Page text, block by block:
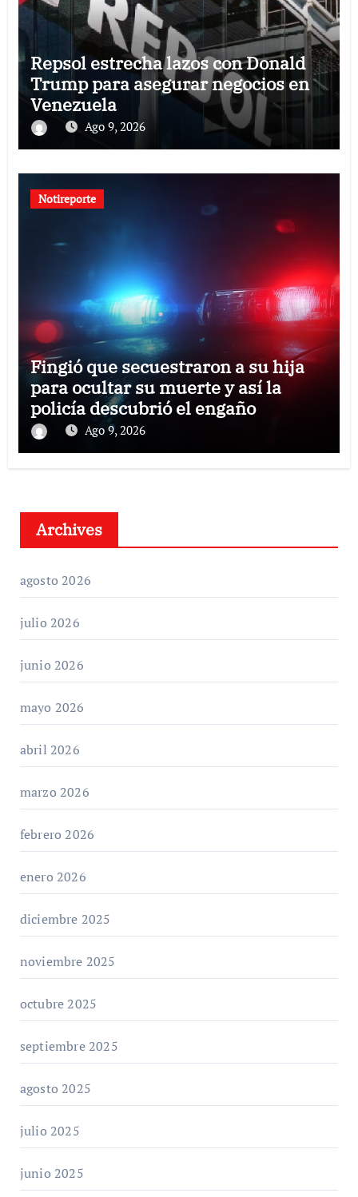
Repsol estrecha lazos con Donald
Trump para asegurar negocios en
Venezuela
Ago 9, 2026
Notireporte
Fingió que secuestraron a su hija
para ocultar su muerte y así la
policía descubrió el engaño
Ago 9, 2026
Archives
agosto 2026
julio 2026
junio 2026
mayo 2026
abril 2026
marzo 2026
febrero 2026
enero 2026
diciembre 2025
noviembre 2025
octubre 2025
septiembre 2025
agosto 2025
julio 2025
junio 2025